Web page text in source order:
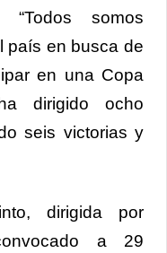
somos
país en busca de
en una Copa
dirigido ocho
seis victorias y
dirigida por
a 29